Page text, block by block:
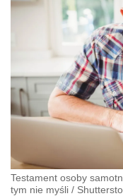
Testament osoby
tym nie myśli /